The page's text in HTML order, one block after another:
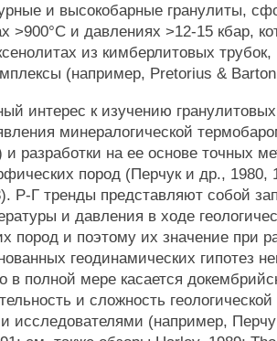
и высокобарные гранулиты,
>900°С и давлениях >12-15 кбар,
из кимберлитовых
(например, Pretorius &
интерес к изучению
минералогической
и разработки на ее основе точных
пород (Перчук и др., 1980,
Р-Г тренды представляют собой
и давления в ходе
пород и поэтому их значение при
геодинамических гипотез
в полной мере касается
и сложность
исследователями (например,